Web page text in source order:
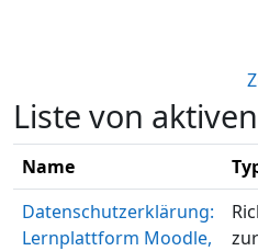
Liste von
Name
Datenschutzerklärung:
Lernplattform Moodle,
zur